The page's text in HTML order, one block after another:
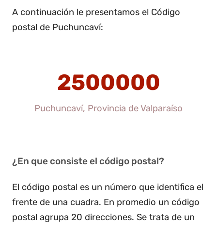
A continuación le presentamos el Código
postal de Puchuncaví:
2500000
Puchuncaví, Provincia de Valparaíso
¿En que consiste el código postal?
El código postal es un número que identifica el
frente de una cuadra. En promedio un código
postal agrupa 20 direcciones. Se trata de un